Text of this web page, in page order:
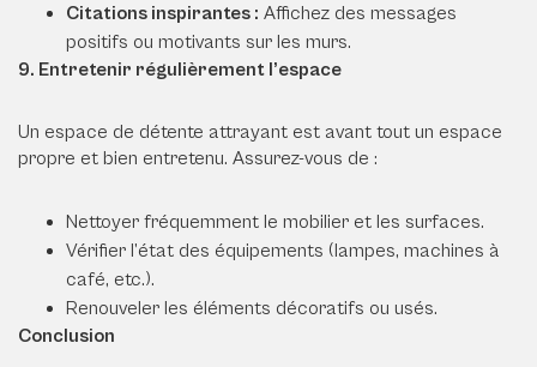
Citations inspirantes : Affichez des messages
positifs ou motivants sur les murs.
9. Entretenir régulièrement l’espace
Un espace de détente attrayant est avant tout un espace
propre et bien entretenu. Assurez-vous de :
Nettoyer fréquemment le mobilier et les surfaces.
Vérifier l’état des équipements (lampes, machines à
café, etc.).
Renouveler les éléments décoratifs ou usés.
Conclusion